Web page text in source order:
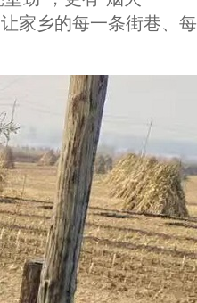
家乡的每一条街巷、每